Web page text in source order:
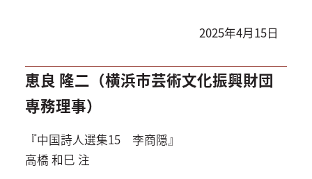
2025年4月15日
恵良 隆二（横浜市芸術文化振興財団
専務理事）
『中国詩人選集15 李商隠』
高橋 和巳 注